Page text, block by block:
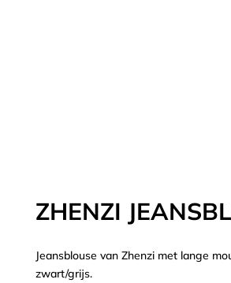
ZHENZI
Jeansblouse van Zhenzi met lange
zwart/grijs.